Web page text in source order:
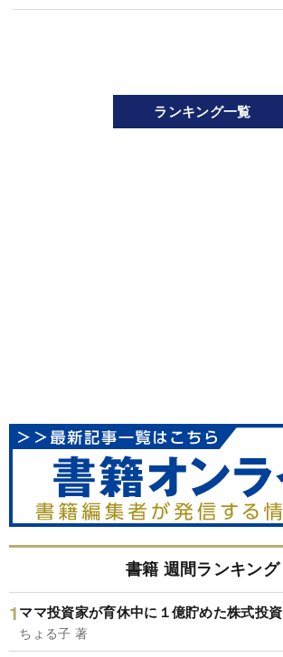
ランキング一覧
書籍 週間ランキング
ママ投資家が育休中に１億貯めた株式投資
ちょる子 著